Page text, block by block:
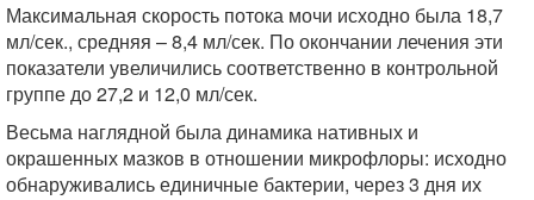
Максимальная скорость потока мочи исходно была 18,7
мл/сек., средняя – 8,4 мл/сек. По окончании лечения эти
показатели увеличились соответственно в контрольной
группе до 27,2 и 12,0 мл/сек.
Весьма наглядной была динамика нативных и
окрашенных мазков в отношении микрофлоры: исходно
обнаруживались единичные бактерии, через 3 дня их